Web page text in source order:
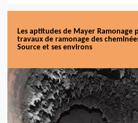
Les aptitudes de Mayer Ramonage
travaux de ramonage des
Source et ses environs